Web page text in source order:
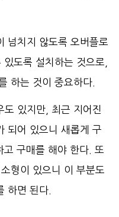
넘치지 않도록 오버플로
도록 설치하는 것으로,
하는 것이 중요하다.
도 있지만, 최근 지어진
되어 있으니 새롭게 구
구매를 해야 한다. 또
형이 있으니 이 부분도
하면 된다.